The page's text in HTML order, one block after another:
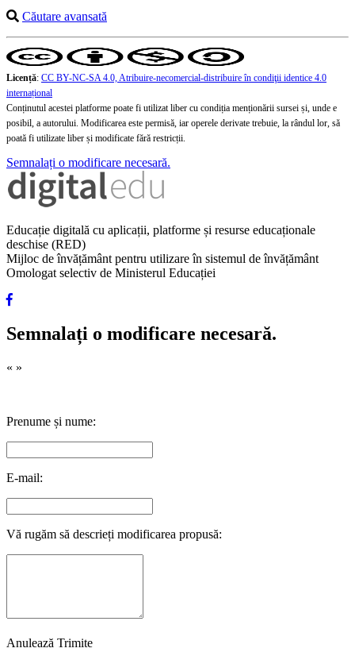
Căutare avansată
Licență: CC BY-NC-SA 4.0, Atribuire-necomercial-distribuire în condiţii identice 4.0
internațional
Conținutul acestei platforme poate fi utilizat liber cu condiția menționării sursei și, unde e
posibil, a autorului. Modificarea este permisă, iar operele derivate trebuie, la rândul lor, să
poată fi utilizate liber și modificate fără restricții.
Semnalați o modificare necesară.
Educație digitală cu aplicații, platforme și resurse educaționale
deschise (RED)
Mijloc de învățământ pentru utilizare în sistemul de învățământ
Omologat selectiv de Ministerul Educației
Semnalați o modificare necesară.
« »
Prenume și nume:
E-mail:
Vă rugăm să descrieți modificarea propusă:
Anulează Trimite